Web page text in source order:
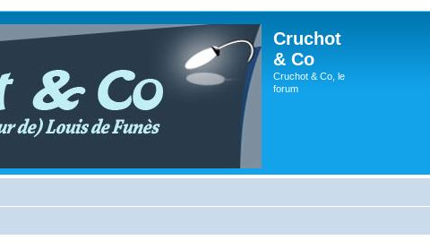
Cruchot
& Co
Cruchot & Co, le
forum